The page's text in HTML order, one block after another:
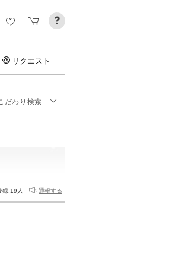
リクエスト
だわり検索
録:19人 通報する